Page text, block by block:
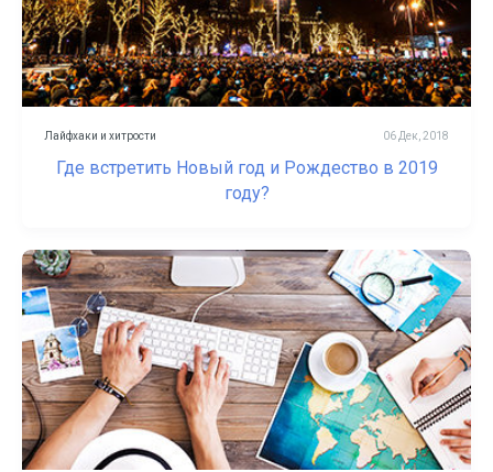
Лайфхаки и хитрости 06 Дек, 2018
Где встретить Новый год и Рождество в 2019
году?